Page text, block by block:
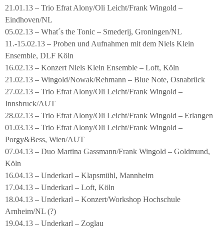
21.01.13 – Trio Efrat Alony/Oli Leicht/Frank Wingold –
Eindhoven/NL
05.02.13 – What´s the Tonic – Smederij, Groningen/NL
11.-15.02.13 – Proben und Aufnahmen mit dem Niels Klein
Ensemble, DLF Köln
16.02.13 – Konzert Niels Klein Ensemble – Loft, Köln
21.02.13 – Wingold/Nowak/Rehmann – Blue Note, Osnabrück
27.02.13 – Trio Efrat Alony/Oli Leicht/Frank Wingold –
Innsbruck/AUT
28.02.13 – Trio Efrat Alony/Oli Leicht/Frank Wingold – Erlangen
01.03.13 – Trio Efrat Alony/Oli Leicht/Frank Wingold –
Porgy&Bess, Wien/AUT
07.04.13 – Duo Martina Gassmann/Frank Wingold – Goldmund,
Köln
16.04.13 – Underkarl – Klapsmühl, Mannheim
17.04.13 – Underkarl – Loft, Köln
18.04.13 – Underkarl – Konzert/Workshop Hochschule
Arnheim/NL (?)
19.04.13 – Underkarl – Zoglau